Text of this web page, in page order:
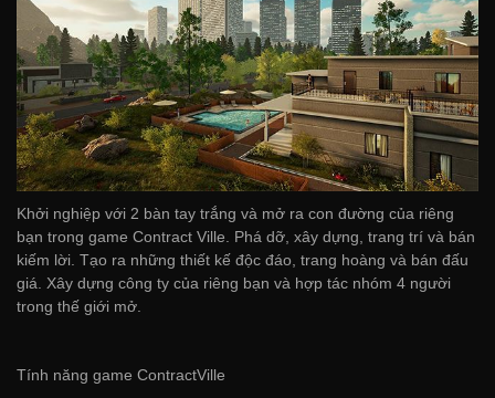
Khởi nghiệp với 2 bàn tay trắng và mở ra con đường của riêng
bạn trong game Contract Ville. Phá dỡ, xây dựng, trang trí và bán
kiếm lời. Tạo ra những thiết kế độc đáo, trang hoàng và bán đấu
giá. Xây dựng công ty của riêng bạn và hợp tác nhóm 4 người
trong thế giới mở.
Tính năng game ContractVille